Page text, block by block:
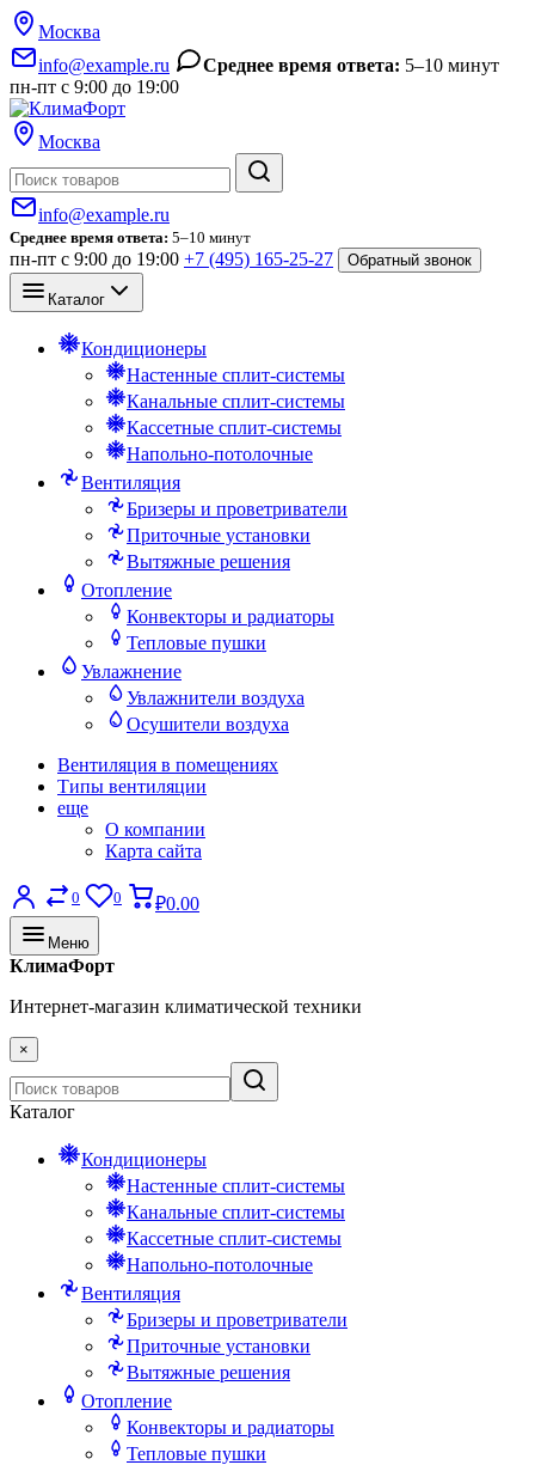
Москва
info@example.ru
Среднее время ответа: 5–10 минут
пн-пт с 9:00 до 19:00
Москва
info@example.ru
Среднее время ответа: 5–10 минут
пн-пт с 9:00 до 19:00 +7 (495) 165-25-27 Обратный звонок
Каталог
Кондиционеры
Настенные сплит-системы
Канальные сплит-системы
Кассетные сплит-системы
Напольно-потолочные
Вентиляция
Бризеры и проветриватели
Приточные установки
Вытяжные решения
Отопление
Конвекторы и радиаторы
Тепловые пушки
Увлажнение
Увлажнители воздуха
Осушители воздуха
Вентиляция в помещениях
Типы вентиляции
еще
О компании
Карта сайта
0 0 ₽0.00
Меню
КлимаФорт
Интернет-магазин климатической техники
×
Каталог
Кондиционеры
Настенные сплит-системы
Канальные сплит-системы
Кассетные сплит-системы
Напольно-потолочные
Вентиляция
Бризеры и проветриватели
Приточные установки
Вытяжные решения
Отопление
Конвекторы и радиаторы
Тепловые пушки